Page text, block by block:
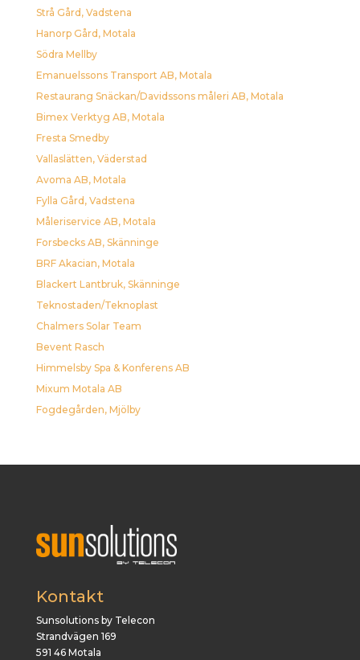
Strå Gård, Vadstena
Hanorp Gård, Motala
Södra Mellby
Emanuelssons Transport AB, Motala
Restaurang Snäckan/Davidssons måleri AB, Motala
Bimex Verktyg AB, Motala
Fresta Smedby
Vallaslätten, Väderstad
Avoma AB, Motala
Fylla Gård, Vadstena
Måleriservice AB, Motala
Forsbecks AB, Skänninge
BRF Akacian, Motala
Blackert Lantbruk, Skänninge
Teknostaden/Teknoplast
Chalmers Solar Team
Bevent Rasch
Himmelsby Spa & Konferens AB
Mixum Motala AB
Fogdegården, Mjölby
Kontakt
Sunsolutions by Telecon
Strandvägen 169
591 46 Motala